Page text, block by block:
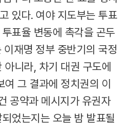
있다. 여야 지도부는 투표
표율 변동에 촉각을 곤두
재명 정부 중반기의 국정
니라, 차기 대권 구도에
그 결과에 정치권의 이
공약과 메시지가 유권자
었는지는 오늘 밤 발표될